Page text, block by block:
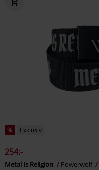
% Exklusiv
254:-
Metal Is Religion Powerwolf